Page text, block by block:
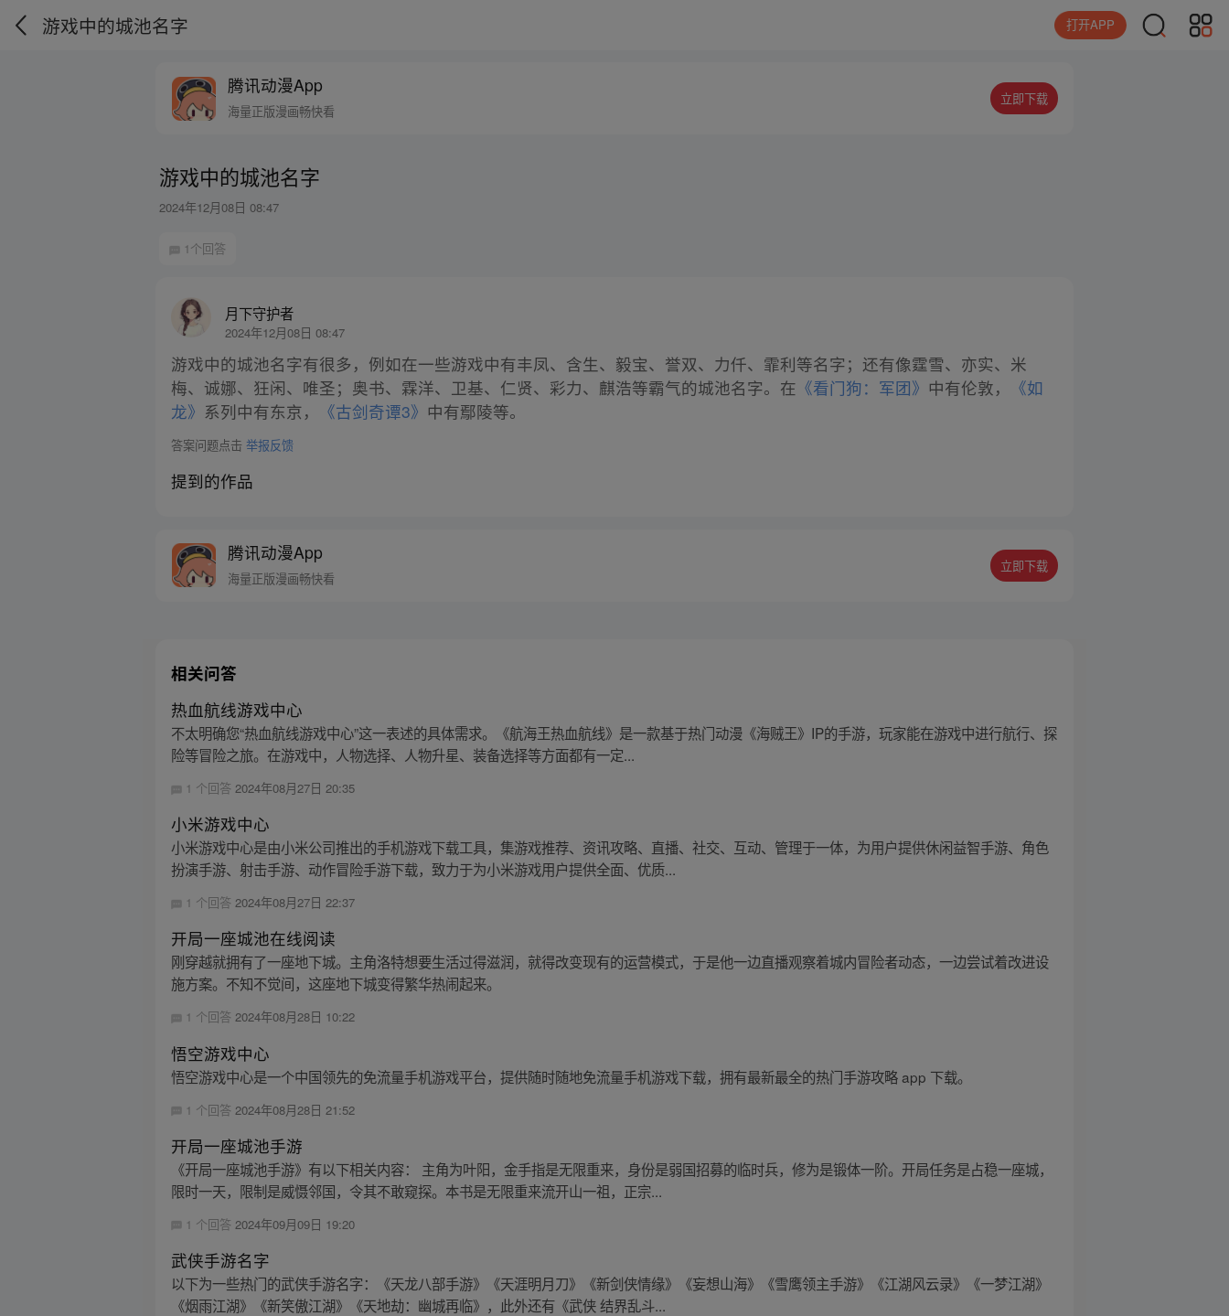
游戏中的城池名字 打开APP
腾讯动漫App
海量正版漫画畅快看
立即下载
游戏中的城池名字
2024年12月08日 08:47
1个回答
月下守护者
2024年12月08日 08:47
游戏中的城池名字有很多，例如在一些游戏中有丰凤、含生、毅宝、誉双、力仟、霏利等名字；还有像霆雪、亦实、米
梅、诚娜、狂闲、唯圣；奥书、霖洋、卫基、仁贤、彩力、麒浩等霸气的城池名字。在 《看门狗：军团》 中有伦敦，
《如
龙》 系列中有东京， 《古剑奇谭3》 中有鄢陵等。
答案问题点击举报反馈
提到的作品
腾讯动漫App
海量正版漫画畅快看
立即下载
相关问答
热血航线游戏中心
不太明确您“热血航线游戏中心”这一表述的具体需求。《航海王热血航线》是一款基于热门动漫《海贼王》IP的手游，玩家能在游戏中进行航行、探
险等冒险之旅。在游戏中，人物选择、人物升星、装备选择等方面都有一定...
1 个回答2024年08月27日 20:35
小米游戏中心
小米游戏中心是由小米公司推出的手机游戏下载工具，集游戏推荐、资讯攻略、直播、社交、互动、管理于一体，为用户提供休闲益智手游、角色
扮演手游、射击手游、动作冒险手游下载，致力于为小米游戏用户提供全面、优质...
1 个回答2024年08月27日 22:37
开局一座城池在线阅读
刚穿越就拥有了一座地下城。主角洛特想要生活过得滋润，就得改变现有的运营模式，于是他一边直播观察着城内冒险者动态，一边尝试着改进设
施方案。不知不觉间，这座地下城变得繁华热闹起来。
1 个回答2024年08月28日 10:22
悟空游戏中心
悟空游戏中心是一个中国领先的免流量手机游戏平台，提供随时随地免流量手机游戏下载，拥有最新最全的热门手游攻略 app 下载。
1 个回答 2024年08月28日 21:52
开局一座城池手游
《开局一座城池手游》有以下相关内容： 主角为叶阳，金手指是无限重来，身份是弱国招募的临时兵，修为是锻体一阶。开局任务是占稳一座城，
限时一天，限制是威慑邻国，令其不敢窥探。本书是无限重来流开山一祖，正宗...
1 个回答 2024年09月09日 19:20
武侠手游名字
以下为一些热门的武侠手游名字：《天龙八部手游》《天涯明月刀》《新剑侠情缘》《妄想山海》《雪鹰领主手游》《江湖风云录》《一梦江湖》
《烟雨江湖》《新笑傲江湖》《天地劫：幽城再临》，此外还有《武侠 结界乱斗...